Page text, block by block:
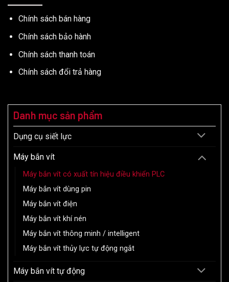
Chính sách bán hàng
Chính sách bảo hành
Chính sách thanh toán
Chính sách đổi trả hàng
Danh mục sản phẩm
Dụng cụ siết lực
Máy bắn vít
Máy bắn vít có xuất tín hiệu điều khiển PLC
Máy bắn vít dùng pin
Máy bắn vít điện
Máy bắn vít khí nén
Máy bắn vít thông minh / intelligent
Máy bắn vít thủy lực tự động ngắt
Máy bắn vít tự động